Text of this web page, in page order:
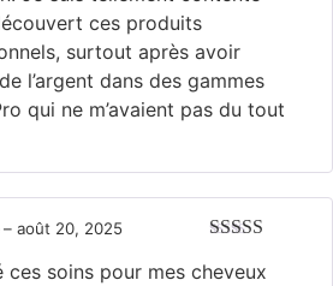
ces produits
surtout après avoir
l’argent dans des gammes
qui ne m’avaient pas du tout
– août 20, 2025
ces soins pour mes cheveux